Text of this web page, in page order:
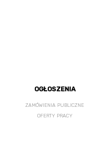
OGŁOSZENIA
ZAMÓWIENIA PUBLICZNE
OFERTY PRACY